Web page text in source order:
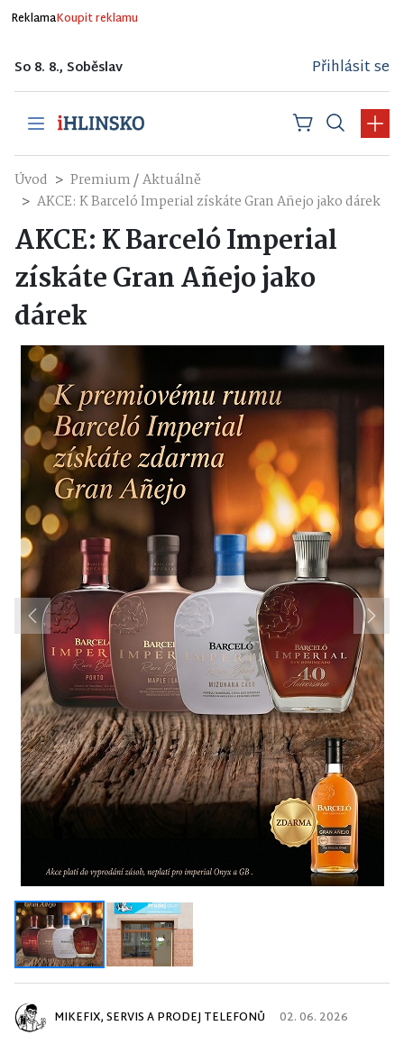
ReklamaKoupit reklamu
So 8. 8., Soběslav Přihlásit se
Úvod Premium/Aktuálně
AKCE: K Barceló Imperial získáte Gran Añejo jako dárek
AKCE: K Barceló Imperial
získáte Gran Añejo jako
dárek
Previous Next
MIKEFIX, SERVIS A PRODEJ TELEFONŮ 02. 06. 2026